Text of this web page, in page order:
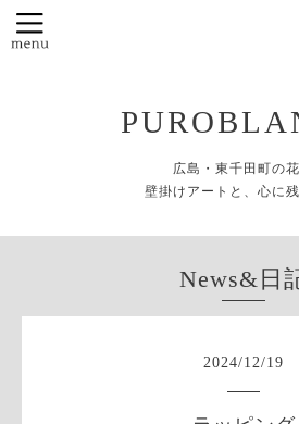
広島・東千田町の
壁掛けアートと、心に
News&日
2024/12/19